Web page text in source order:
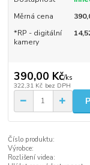
Měrná cena
*RP - digitální
kamery
390,00 Kč/ks
322,31 Kč bez DPH
Číslo produktu:
Výrobce:
Rozlišení videa: